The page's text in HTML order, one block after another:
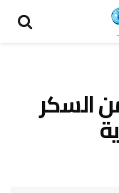
من السكر